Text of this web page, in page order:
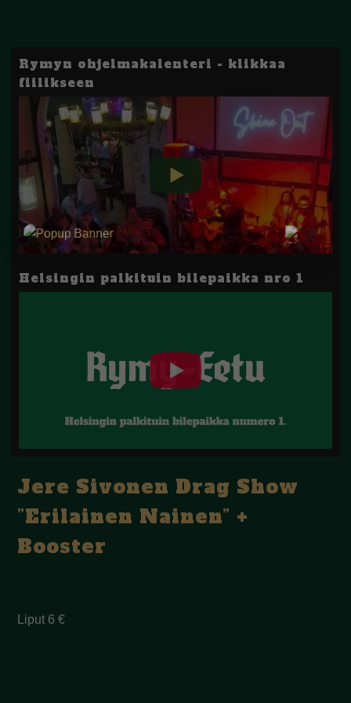
Rymyn ohjelmakalenteri - klikkaa
fiilikseen
Helsingin palkituin bilepaikka nro 1
Jere Sivonen Drag Show
”Erilainen Nainen” +
Booster
Liput 6 €